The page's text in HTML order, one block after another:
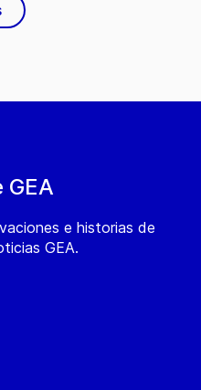
e historias de
GEA.